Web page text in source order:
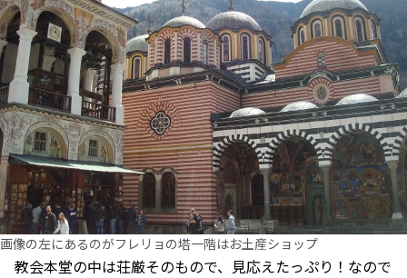
画像の左にあるのがフレリョの塔一階はお土産ショップ
教会本堂の中は荘厳そのもので、見応えたっぷり！なので